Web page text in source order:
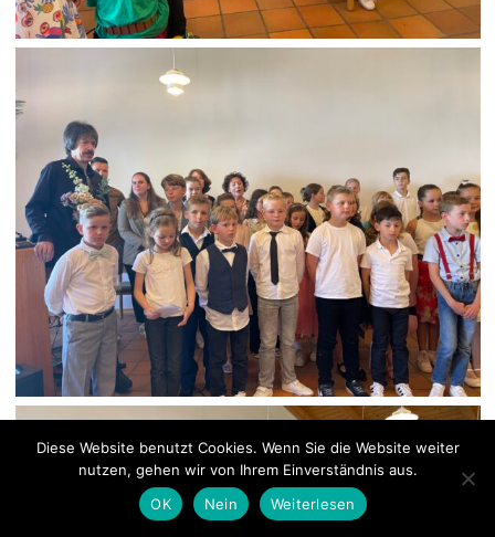
Diese Website benutzt Cookies. Wenn Sie die Website weiter
nutzen, gehen wir von Ihrem Einverständnis aus.
OK
Nein Weiterlesen